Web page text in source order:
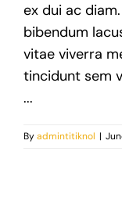
ex dui ac
bibendum
vitae viverra
tincidunt sem
...
Byadmintitiknol |